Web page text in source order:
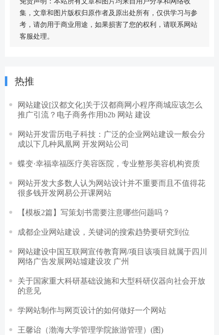
集，文章和图片版权归原作者及原出处所有，仅供学习与参
考，请勿用于商业用途，如果损害了您的权利，请联系网站
客服处理。
热推
网站建设[汉都文化]关于汉都商网小程序商城应该怎么
推广引流？电子商务作用b2b 网站 建设
网站开发雷历电子科技：广泛的企业网站建设一般会分
成以下几种凤凰网 开发网站公司
蝶变·幸福幸福医疗美容医院，专业整形美容机构资质
网站开发大多数人认为网站设计并不重要而且不值得花
很多钱开发网易公开课网站
【模板2篇】写策划书需要注意哪些问题吗？
成都企业网站建设，关键词的搜索趋势要研究到位
网站建设中国互联网宣传教育网/项目该项目就属于四川
网络广告发展网站墟建设攻 广州
关于国家重大科研基础设施和大型科研仪器向社会开放
的意见
学网站制作与网页设计的如何做好一个网站
王馨诒（渤海大学管理学院旅游管理）(图)